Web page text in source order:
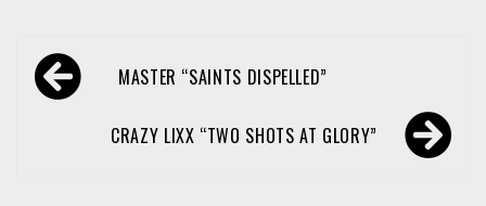
Navegación
de
entradas
MASTER “SAINTS DISPELLED”
CRAZY LIXX “TWO SHOTS AT GLORY”